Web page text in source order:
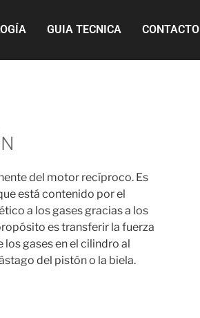
GUIA TECNICA CONTACTO
del motor recíproco. Es
está contenido por el
a los gases gracias a los
es transferir la fuerza
gases en el cilindro al
del pistón o la biela.